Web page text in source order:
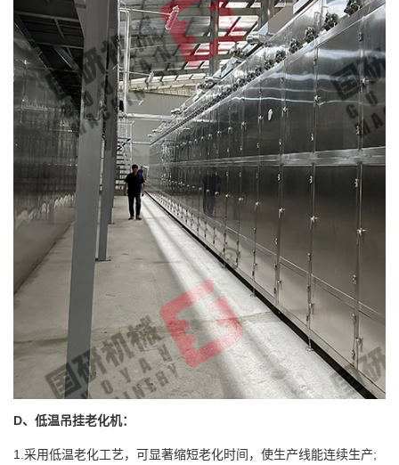
D、低温吊挂老化机：
1.采用低温老化工艺，可显著缩短老化时间，使生产线能连续生产;